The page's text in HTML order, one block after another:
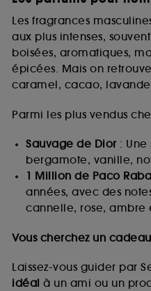
Les fragrances
aux plus intenses,
boisées, aromatiques,
épicées. Mais on
caramel, cacao,
Parmi les plus vendus
Sauvage de Dior: Une
bergamote, vanille,
1 Million de Paco
années, avec des
cannelle, rose, ambre
Vous cherchez un
Laissez-vous guider par
idéal à un ami ou un